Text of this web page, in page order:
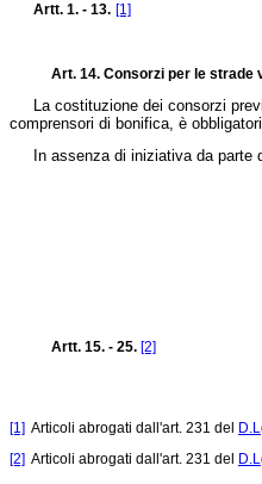
Artt. 1. - 13. [1]
Art. 14. Consorzi per le strade
La costituzione dei consorzi
comprensori di bonifica, è
In assenza di iniziativa da parte
Artt. 15. - 25. [2]
[1] Articoli abrogati dall'art. 231 del
[2] Articoli abrogati dall'art. 231 del